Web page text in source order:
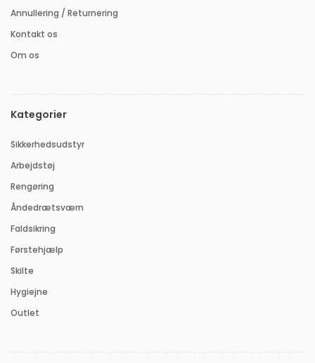
Annullering / Returnering
Kontakt os
Om os
Kategorier
Sikkerhedsudstyr
Arbejdstøj
Rengøring
Åndedrætsværn
Faldsikring
Førstehjælp
Skilte
Hygiejne
Outlet